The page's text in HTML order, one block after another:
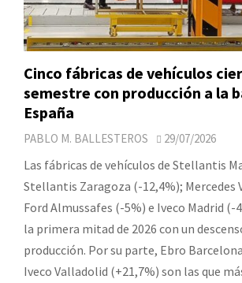
Cinco fábricas de vehículos
semestre con producción a la
España
PABLO M. BALLESTEROS 29/07/2026
Las fábricas de vehículos de Stellantis
Stellantis Zaragoza (-12,4%); Mercedes
Ford Almussafes (-5%) e Iveco Madrid (-
la primera mitad de 2026 con un
producción. Por su parte, Ebro
Iveco Valladolid (+21,7%) son las que